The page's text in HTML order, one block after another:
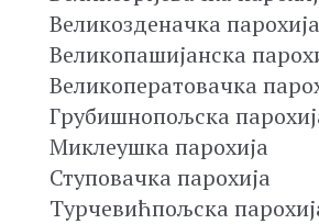
Великозденачка парохија
Великопашијанска
Великоператовачка
Грубишнопољска
Миклеушка парохија
Ступовачка парохија
Турчевићпољска